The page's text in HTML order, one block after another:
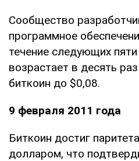
Сообщество
программное
течение следующих
возрастает в десять
биткоин до $0,08.
9 февраля 2011 года
Биткоин достиг
долларом, что